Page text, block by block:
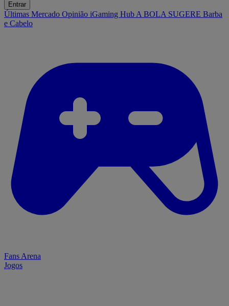
Entrar
Últimas Mercado Opinião iGaming Hub A BOLA SUGERE Barba
e Cabelo
Fans Arena
Jogos